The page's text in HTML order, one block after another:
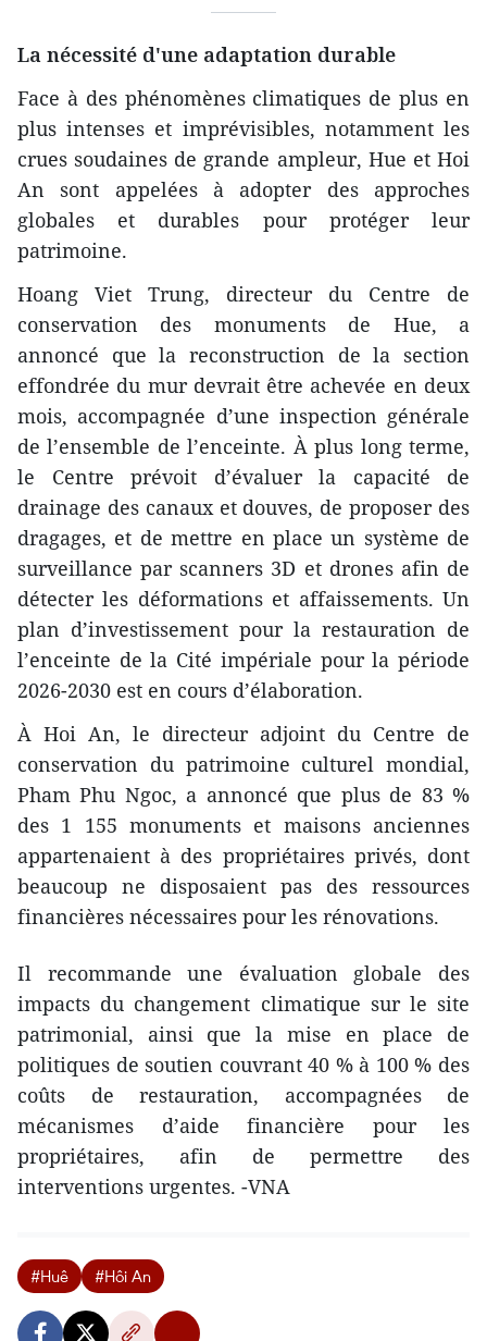
La nécessité d'une adaptation durable
Face à des phénomènes climatiques de plus en
plus intenses et imprévisibles, notamment les
crues soudaines de grande ampleur, Hue et Hoi
An sont appelées à adopter des approches
globales et durables pour protéger leur
patrimoine.
Hoang Viet Trung, directeur du Centre de
conservation des monuments de Hue, a
annoncé que la reconstruction de la section
effondrée du mur devrait être achevée en deux
mois, accompagnée d’une inspection générale
de l’ensemble de l’enceinte. À plus long terme,
le Centre prévoit d’évaluer la capacité de
drainage des canaux et douves, de proposer des
dragages, et de mettre en place un système de
surveillance par scanners 3D et drones afin de
détecter les déformations et affaissements. Un
plan d’investissement pour la restauration de
l’enceinte de la Cité impériale pour la période
2026-2030 est en cours d’élaboration.
À Hoi An, le directeur adjoint du Centre de
conservation du patrimoine culturel mondial,
Pham Phu Ngoc, a annoncé que plus de 83 %
des 1 155 monuments et maisons anciennes
appartenaient à des propriétaires privés, dont
beaucoup ne disposaient pas des ressources
financières nécessaires pour les rénovations.
Il recommande une évaluation globale des
impacts du changement climatique sur le site
patrimonial, ainsi que la mise en place de
politiques de soutien couvrant 40 % à 100 % des
coûts de restauration, accompagnées de
mécanismes d’aide financière pour les
propriétaires, afin de permettre des
interventions urgentes. -VNA
#Huê #Hôi An